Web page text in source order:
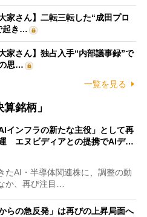
家さん】二転三転した“成田プロ
起き…
家さん】独占入手“内部議事録”で
思…
一覧を見る
銘柄」
インフラの新たな主役」として再
エヌビディアとの提携でAIデ…
AI・半導体関連株に、調整の動
か、再び注目…
らの急反発」は再びの上昇局面へ